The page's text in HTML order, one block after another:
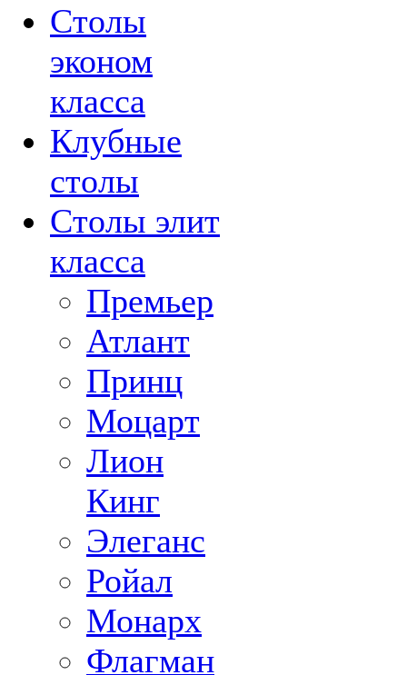
Столы
эконом
класса
Клубные
столы
Столы элит
класса
Премьер
Атлант
Принц
Моцарт
Лион
Кинг
Элеганс
Ройал
Монарх
Флагман